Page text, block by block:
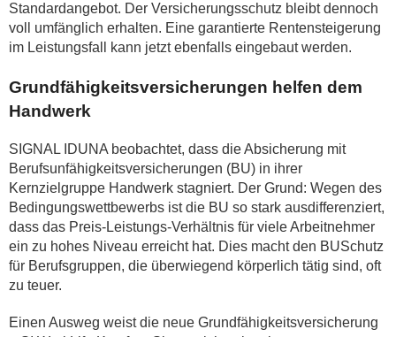
Standardangebot. Der Versicherungsschutz bleibt dennoch
voll umfänglich erhalten. Eine garantierte Rentensteigerung
im Leistungsfall kann jetzt ebenfalls eingebaut werden.
Grundfähigkeitsversicherungen helfen dem
Handwerk
SIGNAL IDUNA beobachtet, dass die Absicherung mit
Berufsunfähigkeitsversicherungen (BU) in ihrer
Kernzielgruppe Handwerk stagniert. Der Grund: Wegen des
Bedingungswettbewerbs ist die BU so stark ausdifferenziert,
dass das Preis-Leistungs-Verhältnis für viele Arbeitnehmer
ein zu hohes Niveau erreicht hat. Dies macht den BUSchutz
für Berufsgruppen, die überwiegend körperlich tätig sind, oft
zu teuer.
Einen Ausweg weist die neue Grundfähigkeitsversicherung